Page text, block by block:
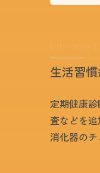
Lifestyle
生活習
定期健康
査などを追
消化器のチ